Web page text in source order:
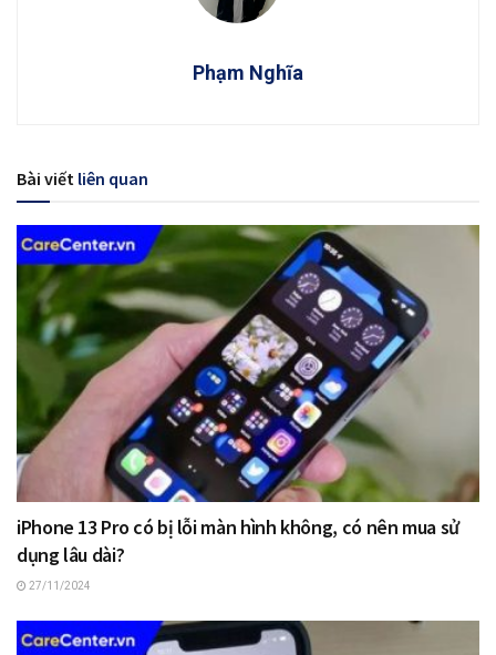
Phạm Nghĩa
Bài viết liên quan
iPhone 13 Pro có bị lỗi màn hình không, có nên mua sử
dụng lâu dài?
27/11/2024